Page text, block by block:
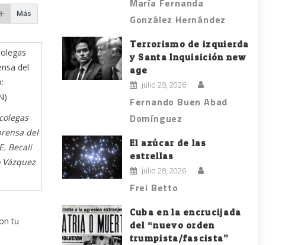
Más
del
Becali
tu
María Fernanda
González Hernández
Terrorismo de izquierda
y Santa Inquisición new
age
julio 28, 2026
Fernando Buen Abad
Domínguez
El azúcar de las
estrellas
julio 28, 2026
Frei Betto
Cuba en la encrucijada
del “nuevo orden
trumpista/fascista”